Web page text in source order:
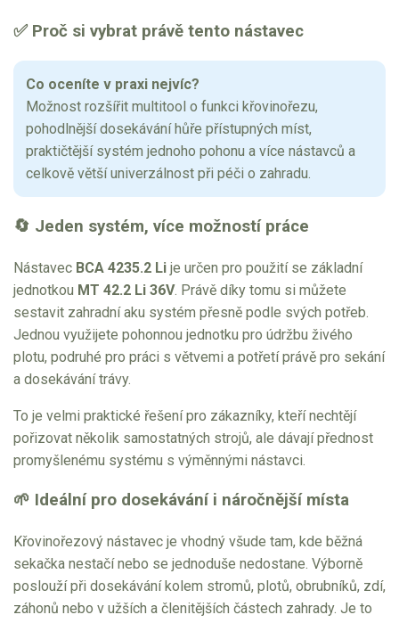
Štěpkovače a drtiče
Elektrické skútry
Elektrické tříkolky
Elektrické tříkolky pro seniory
Elektrické čtyřkolky
Náhradní díly
Náhradní díly pro motorové pily
Zahradní traktory
Řetězové pily
Náhradní díly pro křovinořezy
Náhradní díly pro sekačky
✅ Proč si vybrat právě tento nástavec
Co oceníte v praxi nejvíc?
Možnost rozšířit multitool o funkci křovinořezu,
pohodlnější dosekávání hůře přístupných míst,
praktičtější systém jednoho pohonu a více nástavců a
celkově větší univerzálnost při péči o zahradu.
🔄 Jeden systém, více možností práce
Nástavec BCA 4235.2 Li je určen pro použití se základní
jednotkou MT 42.2 Li 36V. Právě díky tomu si můžete
sestavit zahradní aku systém přesně podle svých potřeb.
Jednou využijete pohonnou jednotku pro údržbu živého
plotu, podruhé pro práci s větvemi a potřetí právě pro sekání
a dosekávání trávy.
To je velmi praktické řešení pro zákazníky, kteří nechtějí
pořizovat několik samostatných strojů, ale dávají přednost
promyšlenému systému s výměnnými nástavci.
🌱 Ideální pro dosekávání i náročnější místa
Křovinořezový nástavec je vhodný všude tam, kde běžná
sekačka nestačí nebo se jednoduše nedostane. Výborně
poslouží při dosekávání kolem stromů, plotů, obrubníků, zdí,
záhonů nebo v užších a členitějších částech zahrady. Je to